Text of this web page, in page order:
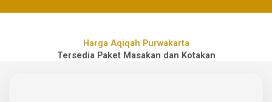
Harga Aqiqah Purwakarta
Tersedia Paket Masakan dan Kotakan